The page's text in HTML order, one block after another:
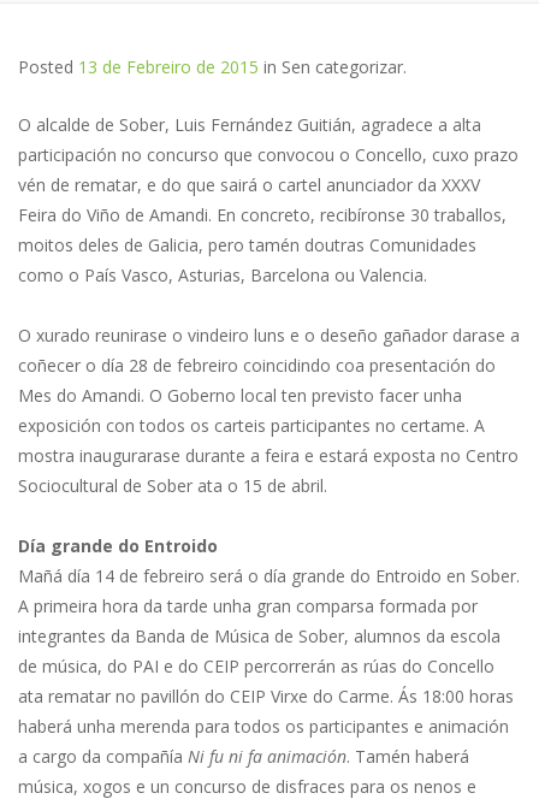
Posted 13 de Febreiro de 2015 in Sen categorizar.
O alcalde de Sober, Luis Fernández Guitián, agradece a alta
participación no concurso que convocou o Concello, cuxo prazo
vén de rematar, e do que sairá o cartel anunciador da XXXV
Feira do Viño de Amandi. En concreto, recibíronse 30 traballos,
moitos deles de Galicia, pero tamén doutras Comunidades
como o País Vasco, Asturias, Barcelona ou Valencia.
O xurado reunirase o vindeiro luns e o deseño gañador darase a
coñecer o día 28 de febreiro coincidindo coa presentación do
Mes do Amandi. O Goberno local ten previsto facer unha
exposición con todos os carteis participantes no certame. A
mostra inaugurarase durante a feira e estará exposta no Centro
Sociocultural de Sober ata o 15 de abril.
Día grande do Entroido
Mañá día 14 de febreiro será o día grande do Entroido en Sober.
A primeira hora da tarde unha gran comparsa formada por
integrantes da Banda de Música de Sober, alumnos da escola
de música, do PAI e do CEIP percorrerán as rúas do Concello
ata rematar no pavillón do CEIP Virxe do Carme. Ás 18:00 horas
haberá unha merenda para todos os participantes e animación
a cargo da compañía Ni fu ni fa animación. Tamén haberá
música, xogos e un concurso de disfraces para os nenos e